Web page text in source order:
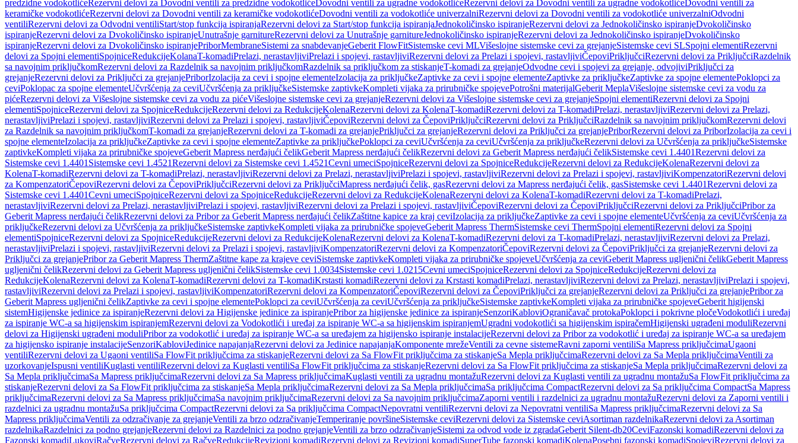
predzidne vodokotlićeRezervni delovi za Dovodni ventili za predzidne vodokotlićeDovodni ventili za ugradne vodokotlićeRezervni delovi za Dovodni ventili za ugradne vodokotlićeDovodni ventili za
keramičke vodokotlićeRezervni delovi za Dovodni ventili za keramičke vodokotlićeDovodni ventili za vodokotliće univerzalniRezervni delovi za Dovodni ventili za vodokotliće univerzalniOdvodni
ventiliRezervni delovi za Odvodni ventiliStart/stop funkcija ispiranjaRezervni delovi za Start/stop funkcija ispiranjaJednokoličinsko ispiranjeRezervni delovi za Jednokoličinsko ispiranjeDvokoličinsko
ispiranjeRezervni delovi za Dvokoličinsko ispiranjeUnutrašnje garnitureRezervni delovi za Unutrašnje garnitureJednokoličinsko ispiranjeRezervni delovi za Jednokoličinsko ispiranjeDvokoličinsko
ispiranjeRezervni delovi za Dvokoličinsko ispiranjePriborMembraneSistemi za snabdevanjeGeberit FlowFitSistemske cevi MLVišeslojne sistemske cevi za grejanjeSistemske cevi SLSpojni elementiRezervni
delovi za Spojni elementiSpojniceRedukcijeKolanaT-komadiPrelazi, nerastavljiviPrelazi i spojevi, rastavljiviRezervni delovi za Prelazi i spojevi, rastavljiviČepoviPriključciRezervni delovi za PriključciRazdelnik
sa navojnim priključkomRezervni delovi za Razdelnik sa navojnim priključkomRazdelnik sa priključkom za stiskanjeT-komadi za grejanjeOdvodne cevi i spojevi za grejanje, odvojiviPriključci za
grejanjeRezervni delovi za Priključci za grejanjePriborIzolacija za cevi i spojne elementeIzolacija za priključkeZaptivke za cevi i spojne elementeZaptivke za priključkeZaptivke za spojne elementePoklopci za
ceviPoklopac za spojne elementeUčvršćenja za ceviUčvršćenja za priključkeSistemske zaptivkeKompleti vijaka za prirubničke spojevePotrošni materijalGeberit MeplaVišeslojne sistemske cevi za vodu za
pićeRezervni delovi za Višeslojne sistemske cevi za vodu za pićeVišeslojne sistemske cevi za grejanjeRezervni delovi za Višeslojne sistemske cevi za grejanjeSpojni elementiRezervni delovi za Spojni
elementiSpojniceRezervni delovi za SpojniceRedukcijeRezervni delovi za RedukcijeKolenaRezervni delovi za KolenaT-komadiRezervni delovi za T-komadiPrelazi, nerastavljiviRezervni delovi za Prelazi,
nerastavljiviPrelazi i spojevi, rastavljiviRezervni delovi za Prelazi i spojevi, rastavljiviČepoviRezervni delovi za ČepoviPriključciRezervni delovi za PriključciRazdelnik sa navojnim priključkomRezervni delovi
za Razdelnik sa navojnim priključkomT-komadi za grejanjeRezervni delovi za T-komadi za grejanjePriključci za grejanjeRezervni delovi za Priključci za grejanjePriborRezervni delovi za PriborIzolacija za cevi i
spojne elementeIzolacija za priključkeZaptivke za cevi i spojne elementeZaptivke za priključkePoklopci za ceviUčvršćenja za ceviUčvršćenja za priključkeRezervni delovi za Učvršćenja za priključkeSistemske
zaptivkeKompleti vijaka za prirubničke spojeveGeberit Mapress nerđajući čelikGeberit Mapress nerđajući čelikRezervni delovi za Geberit Mapress nerđajući čelikSistemske cevi 1.4401Rezervni delovi za
Sistemske cevi 1.4401 Sistemske cevi 1.4521Rezervni delovi za Sistemske cevi 1.4521Cevni umeciSpojniceRezervni delovi za SpojniceRedukcijeRezervni delovi za RedukcijeKolenaRezervni delovi za
KolenaT-komadiRezervni delovi za T-komadiPrelazi, nerastavljiviRezervni delovi za Prelazi, nerastavljiviPrelazi i spojevi, rastavljiviRezervni delovi za Prelazi i spojevi, rastavljiviKompenzatoriRezervni delovi
za KompenzatoriČepoviRezervni delovi za ČepoviPriključciRezervni delovi za PriključciMapress nerđajući čelik, gasRezervni delovi za Mapress nerđajući čelik, gasSistemske cevi 1.4401Rezervni delovi za
Sistemske cevi 1.4401Cevni umeciSpojniceRezervni delovi za SpojniceRedukcijeRezervni delovi za RedukcijeKolenaRezervni delovi za KolenaT-komadiRezervni delovi za T-komadiPrelazi,
nerastavljiviRezervni delovi za Prelazi, nerastavljiviPrelazi i spojevi, rastavljiviRezervni delovi za Prelazi i spojevi, rastavljiviČepoviRezervni delovi za ČepoviPriključciRezervni delovi za PriključciPribor za
Geberit Mapress nerđajući čelikRezervni delovi za Pribor za Geberit Mapress nerđajući čelikZaštitne kapice za kraj ceviIzolacija za priključkeZaptivke za cevi i spojne elementeUčvršćenja za ceviUčvršćenja za
priključkeRezervni delovi za Učvršćenja za priključkeSistemske zaptivkeKompleti vijaka za prirubničke spojeveGeberit Mapress ThermSistemske cevi ThermSpojni elementiRezervni delovi za Spojni
elementiSpojniceRezervni delovi za SpojniceRedukcijeRezervni delovi za RedukcijeKolenaRezervni delovi za KolenaT-komadiRezervni delovi za T-komadiPrelazi, nerastavljiviRezervni delovi za Prelazi,
nerastavljiviPrelazi i spojevi, rastavljiviRezervni delovi za Prelazi i spojevi, rastavljiviKompenzatoriRezervni delovi za KompenzatoriČepoviRezervni delovi za ČepoviPriključci za grejanjeRezervni delovi za
Priključci za grejanjePribor za Geberit Mapress ThermZaštitne kape za krajeve ceviSistemske zaptivkeKompleti vijaka za prirubničke spojeveUčvršćenja za ceviGeberit Mapress ugljenični čelikGeberit Mapress
ugljenični čelikRezervni delovi za Geberit Mapress ugljenični čelikSistemske cevi 1.0034Sistemske cevi 1.0215Cevni umeciSpojniceRezervni delovi za SpojniceRedukcijeRezervni delovi za
RedukcijeKolenaRezervni delovi za KolenaT-komadiRezervni delovi za T-komadiKrstasti komadiRezervni delovi za Krstasti komadiPrelazi, nerastavljiviRezervni delovi za Prelazi, nerastavljiviPrelazi i spojevi,
rastavljiviRezervni delovi za Prelazi i spojevi, rastavljiviKompenzatoriRezervni delovi za KompenzatoriČepoviRezervni delovi za ČepoviPriključci za grejanjeRezervni delovi za Priključci za grejanjePribor za
Geberit Mapress ugljenični čelikZaptivke za cevi i spojne elementePoklopci za ceviUčvršćenja za ceviUčvršćenja za priključkeSistemske zaptivkeKompleti vijaka za prirubničke spojeveGeberit higijenski
sistemHigijenske jedinice za ispiranjeRezervni delovi za Higijenske jedinice za ispiranjePribor za higijenske jedinice za ispiranjeSenzoriKabloviOgraničavač protokaPoklopci i pokrivne pločeVodokotlići i uređaj
za ispiranje WC-a sa higijenskim ispiranjemRezervni delovi za Vodokotlići i uređaj za ispiranje WC-a sa higijenskim ispiranjemUgradni vodokotlići sa higijenskim ispiračemHigijenski ugrađeni moduliRezervni
delovi za Higijenski ugrađeni moduliPribor za vodokotlić i uređaj za ispiranje WC-a sa uređajem za higijensko ispiranje instalacijeRezervni delovi za Pribor za vodokotlić i uređaj za ispiranje WC-a sa uređajem
za higijensko ispiranje instalacijeSenzoriKabloviJedinice napajanjaRezervni delovi za Jedinice napajanjaKomponente mrežeVentili za cevne sistemeRavni zaporni ventiliSa Mapress priključcimaUgaoni
ventiliRezervni delovi za Ugaoni ventiliSa FlowFit priključcima za stiskanjeRezervni delovi za Sa FlowFit priključcima za stiskanjeSa Mepla priključcimaRezervni delovi za Sa Mepla priključcimaVentili za
uzorkovanjeIspusni ventiliKuglasti ventiliRezervni delovi za Kuglasti ventiliSa FlowFit priključcima za stiskanjeRezervni delovi za Sa FlowFit priključcima za stiskanjeSa Mepla priključcimaRezervni delovi za
Sa Mepla priključcimaSa Mapress priključcimaRezervni delovi za Sa Mapress priključcimaKuglasti ventili za ugradnu montažuRezervni delovi za Kuglasti ventili za ugradnu montažuSa FlowFit priključcima za
stiskanjeRezervni delovi za Sa FlowFit priključcima za stiskanjeSa Mepla priključcimaRezervni delovi za Sa Mepla priključcimaSa priključcima CompactRezervni delovi za Sa priključcima CompactSa Mapress
priključcimaRezervni delovi za Sa Mapress priključcimaSa navojnim priključcimaRezervni delovi za Sa navojnim priključcimaZaporni ventili i razdelnici za ugradnu montažuRezervni delovi za Zaporni ventili i
razdelnici za ugradnu montažuSa priključcima CompactRezervni delovi za Sa priključcima CompactNepovratni ventiliRezervni delovi za Nepovratni ventiliSa Mapress priključcimaRezervni delovi za Sa
Mapress priključcimaVentili za odzračivanje za grejanjeVentili za brzo odzračivanjeTemperiranje površineSistemske ceviRezervni delovi za Sistemske ceviAsortiman razdelnikaRezervni delovi za Asortiman
razdelnikaRazdelnici za podno grejanjeRezervni delovi za Razdelnici za podno grejanjeVentili za brzo odzračivanjeSistemi za odvod vode iz zgradaGeberit Silent-db20CeviFazonski komadiRezervni delovi za
Fazonski komadiLukoviRačveRezervni delovi za RačveRedukcijeRevizioni komadiRezervni delovi za Revizioni komadiSuperTube fazonski komadiKolenaPosebni fazonski komadiSpojeviRezervni delovi za